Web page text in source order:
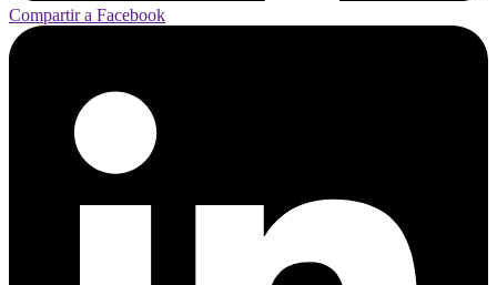
Compartir a Facebook